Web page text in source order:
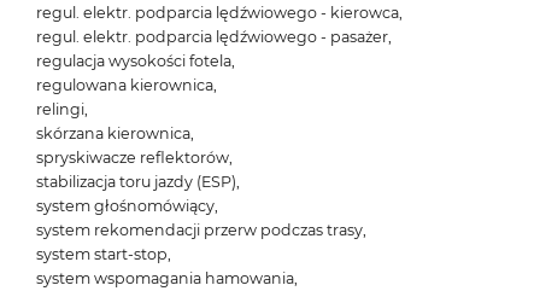
regul. elektr. podparcia lędźwiowego - kierowca,
regul. elektr. podparcia lędźwiowego - pasażer,
regulacja wysokości fotela,
regulowana kierownica,
relingi,
skórzana kierownica,
spryskiwacze reflektorów,
stabilizacja toru jazdy (ESP),
system głośnomówiący,
system rekomendacji przerw podczas trasy,
system start-stop,
system wspomagania hamowania,